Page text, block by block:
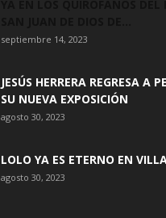
septiembre 14, 2023
JESÚS HERRERA REGRESA A
SU NUEVA EXPOSICIÓN
agosto 30, 2023
LOLO YA ES ETERNO EN
agosto 30, 2023